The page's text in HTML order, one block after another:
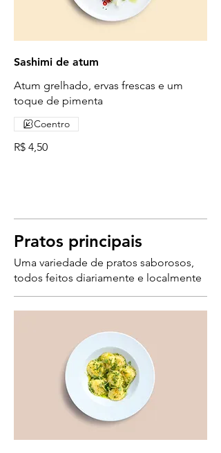
Sashimi de atum
Atum grelhado, ervas frescas e um
toque de pimenta
R$ 4,50
Coentro
Pratos principais
Uma variedade de pratos saborosos,
todos feitos diariamente e localmente